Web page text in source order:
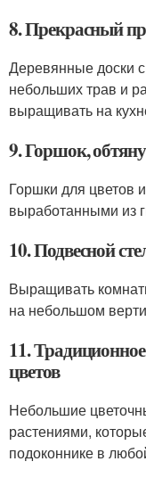
8. Прекрасный
Деревянные доски
небольших трав и
выращивать на
9. Горшок,
Горшки для цветов
выработанными из
10. Подвесной
Выращивать
на небольшом
11.
цветов
Небольшие
растениями,
подоконнике в